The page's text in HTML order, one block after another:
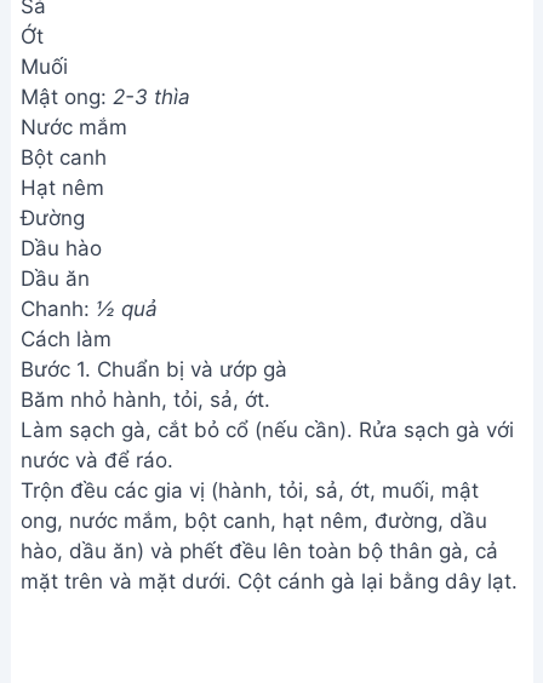
Sả
Ớt
Muối
Mật ong: 2-3 thìa
Nước mắm
Bột canh
Hạt nêm
Đường
Dầu hào
Dầu ăn
Chanh: ½ quả
Cách làm
Bước 1. Chuẩn bị và ướp gà
Băm nhỏ hành, tỏi, sả, ớt.
Làm sạch gà, cắt bỏ cổ (nếu cần). Rửa sạch gà với
nước và để ráo.
Trộn đều các gia vị (hành, tỏi, sả, ớt, muối, mật
ong, nước mắm, bột canh, hạt nêm, đường, dầu
hào, dầu ăn) và phết đều lên toàn bộ thân gà, cả
mặt trên và mặt dưới. Cột cánh gà lại bằng dây lạt.